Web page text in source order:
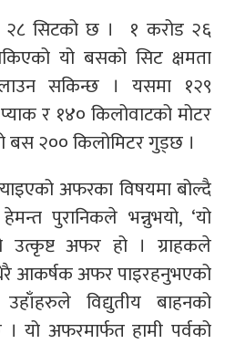
२८ सिटको छ । १ करोड २६
यो बसको सिट क्षमता
सकिन्छ । यसमा १२९
र १४० किलोवाटको मोटर
२०० किलोमिटर गुड्छ ।
अफरका विषयमा बोल्दै
पुरानिकले भन्नुभयो, ‘यो
उत्कृष्ट अफर हो । ग्राहकले
आकर्षक अफर पाइरहनुभएको
विद्युतीय बाहनको
यो अफरमार्फत हामी पर्वको